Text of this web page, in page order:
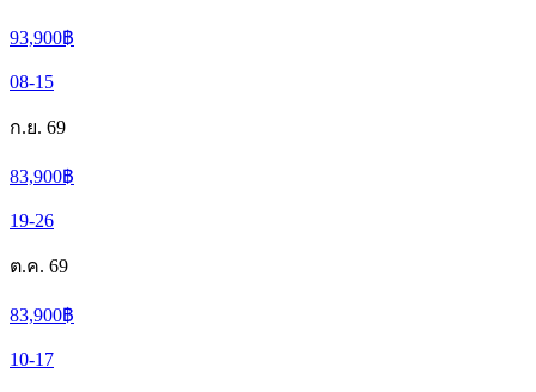
93,900฿
08-15
ก.ย. 69
83,900฿
19-26
ต.ค. 69
83,900฿
10-17